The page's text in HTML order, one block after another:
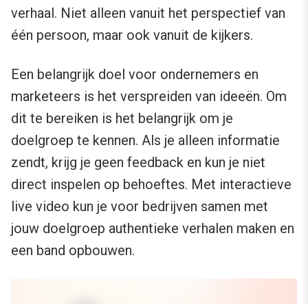
verhaal. Niet alleen vanuit het perspectief van
één persoon, maar ook vanuit de kijkers.
Een belangrijk doel voor ondernemers en
marketeers is het verspreiden van ideeën. Om
dit te bereiken is het belangrijk om je
doelgroep te kennen. Als je alleen informatie
zendt, krijg je geen feedback en kun je niet
direct inspelen op behoeftes. Met interactieve
live video kun je voor bedrijven samen met
jouw doelgroep authentieke verhalen maken en
een band opbouwen.